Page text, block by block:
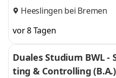
Heeslingen bei Bremen
vor 8 Tagen
Duales Studium BWL -
ting & Controlling (B.A.)